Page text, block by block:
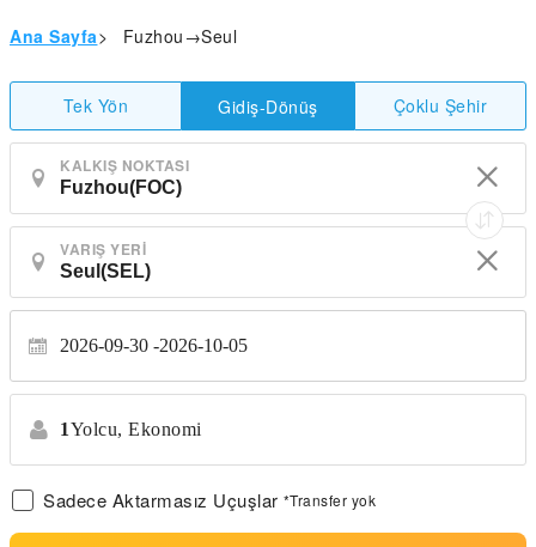
Ana Sayfa> Fuzhou→Seul
Tek Yön Gidiş-Dönüş Çoklu Şehir
KALKIŞ NOKTASI
VARIŞ YERI
2026-09-30 2026-10-05
1Yolcu, Ekonomi
Sadece Aktarmasız Uçuşlar *Transfer yok